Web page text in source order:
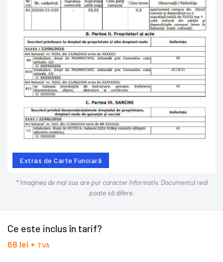
Extras de Carte Funciară
* Imaginea de mai sus are pur caracter informativ. Documentul real
poate să difere.
Ce este inclus în tarif?
68 lei + TVA